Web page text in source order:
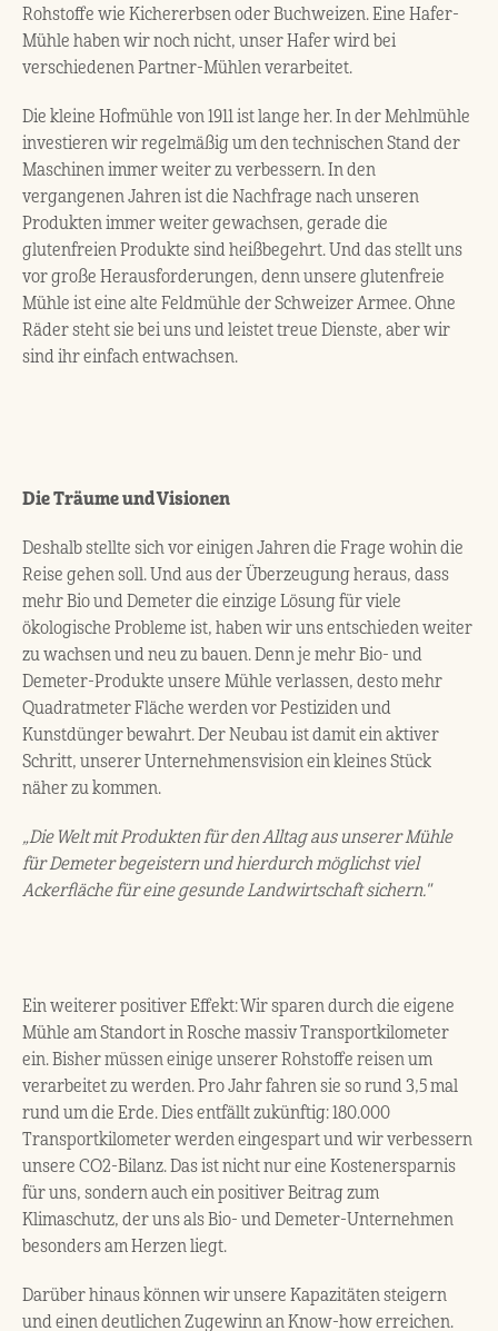
Rohstoffe wie Kichererbsen oder Buchweizen. Eine Hafer-
Mühle haben wir noch nicht, unser Hafer wird bei
verschiedenen Partner-Mühlen verarbeitet.
Die kleine Hofmühle von 1911 ist lange her. In der Mehlmühle
investieren wir regelmäßig um den technischen Stand der
Maschinen immer weiter zu verbessern. In den
vergangenen Jahren ist die Nachfrage nach unseren
Produkten immer weiter gewachsen, gerade die
glutenfreien Produkte sind heißbegehrt. Und das stellt uns
vor große Herausforderungen, denn unsere glutenfreie
Mühle ist eine alte Feldmühle der Schweizer Armee. Ohne
Räder steht sie bei uns und leistet treue Dienste, aber wir
sind ihr einfach entwachsen.
Die Träume und Visionen
Deshalb stellte sich vor einigen Jahren die Frage wohin die
Reise gehen soll. Und aus der Überzeugung heraus, dass
mehr Bio und Demeter die einzige Lösung für viele
ökologische Probleme ist, haben wir uns entschieden weiter
zu wachsen und neu zu bauen. Denn je mehr Bio- und
Demeter-Produkte unsere Mühle verlassen, desto mehr
Quadratmeter Fläche werden vor Pestiziden und
Kunstdünger bewahrt. Der Neubau ist damit ein aktiver
Schritt, unserer Unternehmensvision ein kleines Stück
näher zu kommen.
„Die Welt mit Produkten für den Alltag aus unserer Mühle
für Demeter begeistern und hierdurch möglichst viel
Ackerfläche für eine gesunde Landwirtschaft sichern."
Ein weiterer positiver Effekt: Wir sparen durch die eigene
Mühle am Standort in Rosche massiv Transportkilometer
ein. Bisher müssen einige unserer Rohstoffe reisen um
verarbeitet zu werden. Pro Jahr fahren sie so rund 3,5 mal
rund um die Erde. Dies entfällt zukünftig: 180.000
Transportkilometer werden eingespart und wir verbessern
unsere CO2-Bilanz. Das ist nicht nur eine Kostenersparnis
für uns, sondern auch ein positiver Beitrag zum
Klimaschutz, der uns als Bio- und Demeter-Unternehmen
besonders am Herzen liegt.
Darüber hinaus können wir unsere Kapazitäten steigern
und einen deutlichen Zugewinn an Know-how erreichen.